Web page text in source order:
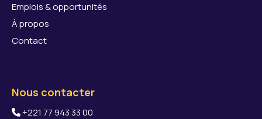
Emplois & opportunités
À propos
Contact
Nous contacter
+221 77 943 33 00